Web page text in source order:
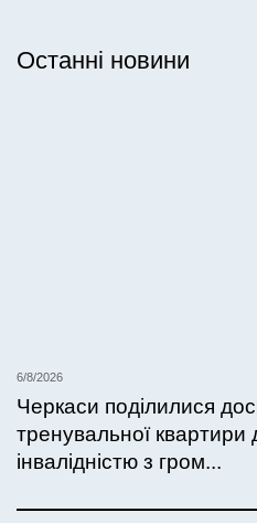
Останні новини
6/8/2026
Черкаси поділилися
тренувальної
інвалідністю з гром...